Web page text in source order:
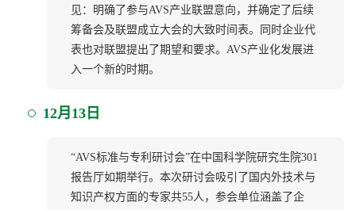
见：明确了参与AVS产业联盟意向，并确定了后续
筹备会及联盟成立大会的大致时间表。同时企业代
表也对联盟提出了期望和要求。AVS产业化发展进
入一个新的时期。
12月13日
“AVS标准与专利研讨会”在中国科学院研究生院301
报告厅如期举行。本次研讨会吸引了国内外技术与
知识产权方面的专家共55人，参会单位涵盖了企